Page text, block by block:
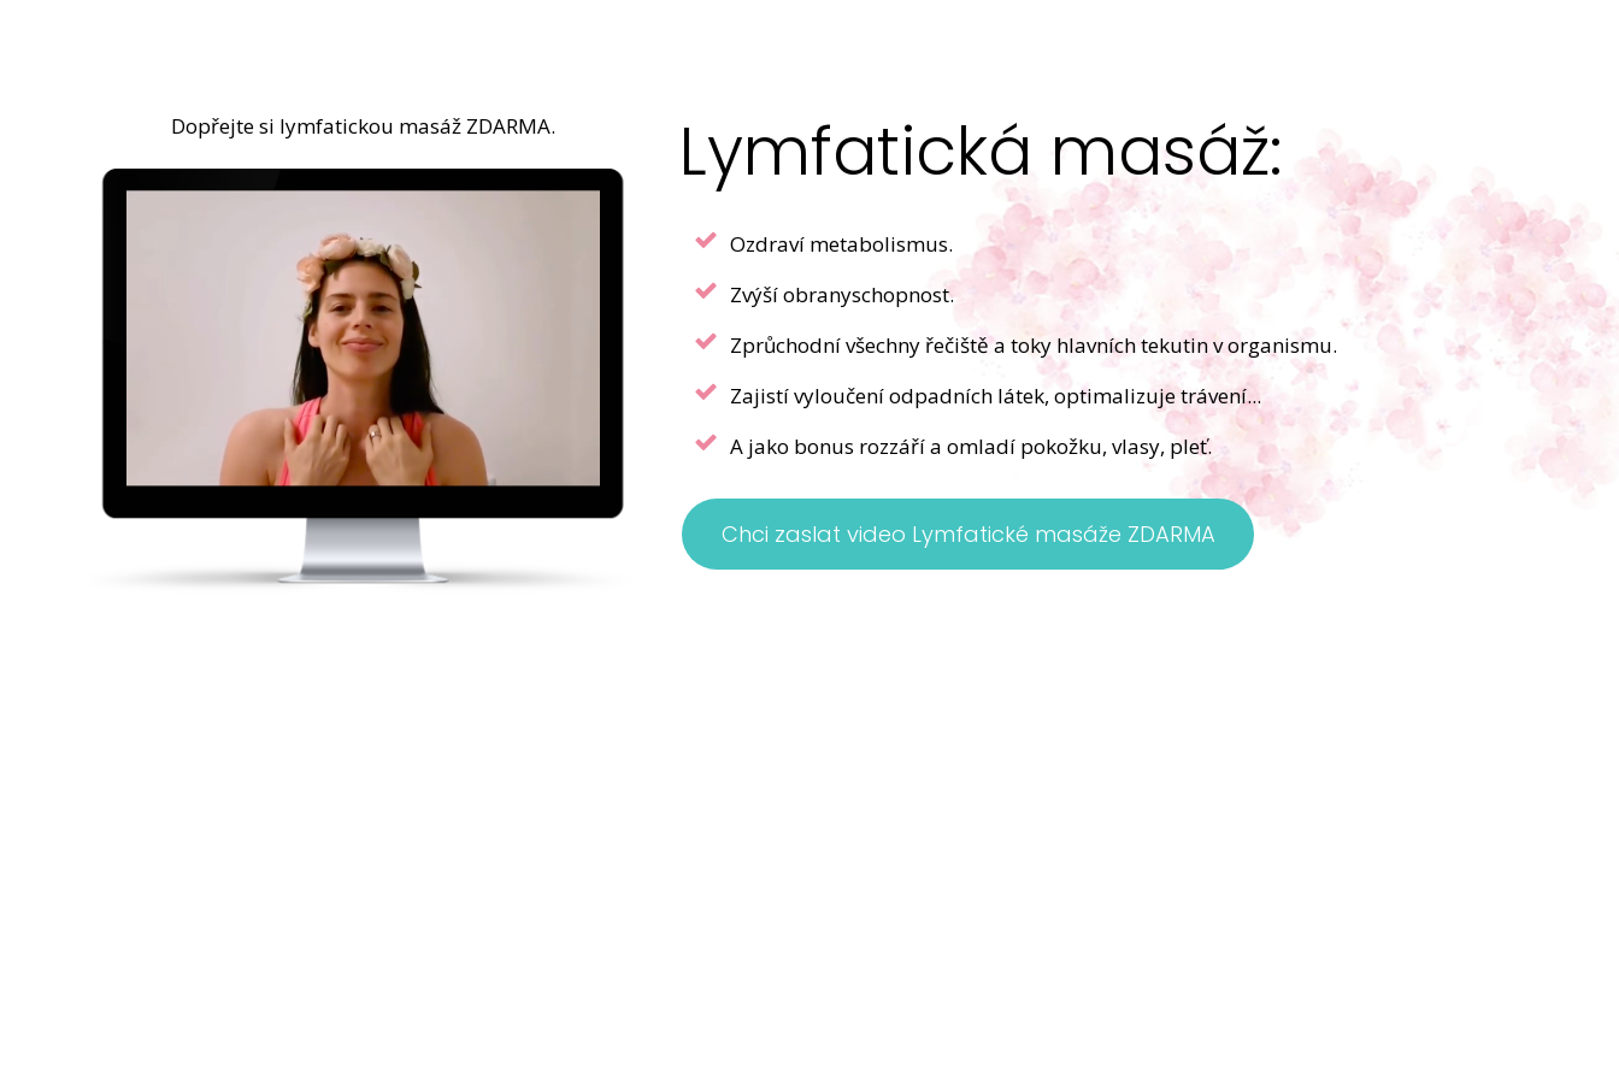
Dopřejte si lymfatickou masáž ZDARMA. Lymfatická masáž:
Ozdraví metabolismus.
Zvýší obranyschopnost.
Zprůchodní všechny řečiště a toky hlavních tekutin v organismu.
Zajistí vyloučení odpadních látek, optimalizuje trávení...
A jako bonus rozzáří a omladí pokožku, vlasy, pleť.
Chci zaslat video Lymfatické masáže ZDARMA